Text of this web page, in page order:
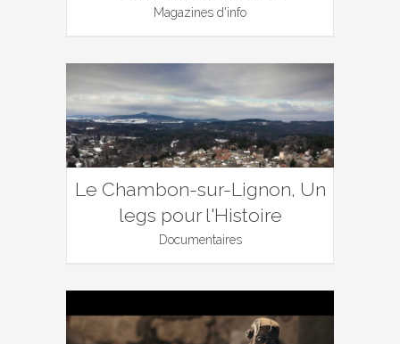
Magazines d'info
Le Chambon-sur-Lignon, Un
legs pour l'Histoire
Documentaires